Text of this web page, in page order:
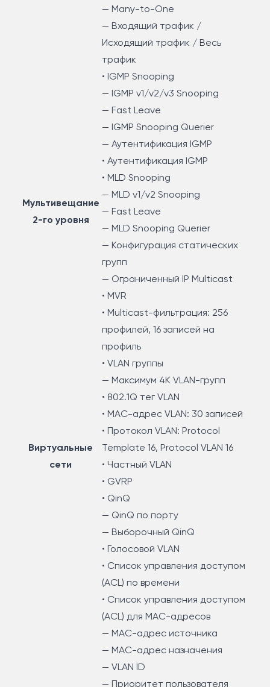
— Many-to-One
— Входящий трафик /
Исходящий трафик / Весь
трафик
Мультивещание
2-го уровня
• IGMP Snooping
— IGMP v1/v2/v3 Snooping
— Fast Leave
— IGMP Snooping Querier
— Аутентификация IGMP
• Аутентификация IGMP
• MLD Snooping
— MLD v1/v2 Snooping
— Fast Leave
— MLD Snooping Querier
— Конфигурация статических
групп
— Ограниченный IP Multicast
• MVR
• Multicast-фильтрация: 256
профилей, 16 записей на
профиль
Виртуальные
сети
• VLAN группы
— Максимум 4K VLAN-групп
• 802.1Q тег VLAN
• MAC-адрес VLAN: 30 записей
• Протокол VLAN: Protocol
Template 16, Protocol VLAN 16
• Частный VLAN
• GVRP
• QinQ
— QinQ по порту
— Выборочный QinQ
• Голосовой VLAN
• Список управления доступом
(ACL) по времени
• Список управления доступом
(ACL) для MAC-адресов
— MAC-адрес источника
— MAC-адрес назначения
— VLAN ID
— Приоритет пользователя